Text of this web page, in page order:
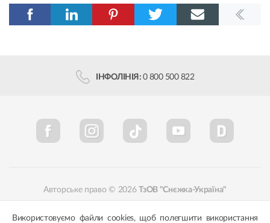
ІНФОЛІНІЯ: 0 800 500 822
Авторське право © 2026ТзОВ "Снєжка-Україна"
Політика конфіденційності
Використовуємо файли cookies, щоб полегшити використання